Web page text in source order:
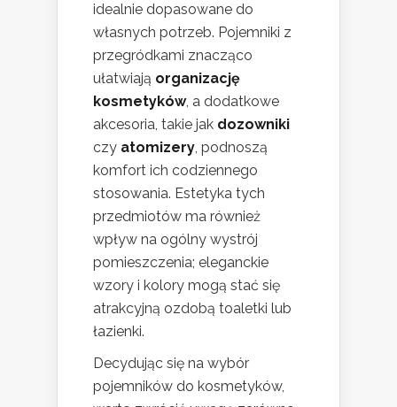
idealnie dopasowane do
własnych potrzeb. Pojemniki z
przegródkami znacząco
ułatwiają organizację
kosmetyków, a dodatkowe
akcesoria, takie jak dozowniki
czy atomizery, podnoszą
komfort ich codziennego
stosowania. Estetyka tych
przedmiotów ma również
wpływ na ogólny wystrój
pomieszczenia; eleganckie
wzory i kolory mogą stać się
atrakcyjną ozdobą toaletki lub
łazienki.
Decydując się na wybór
pojemników do kosmetyków,